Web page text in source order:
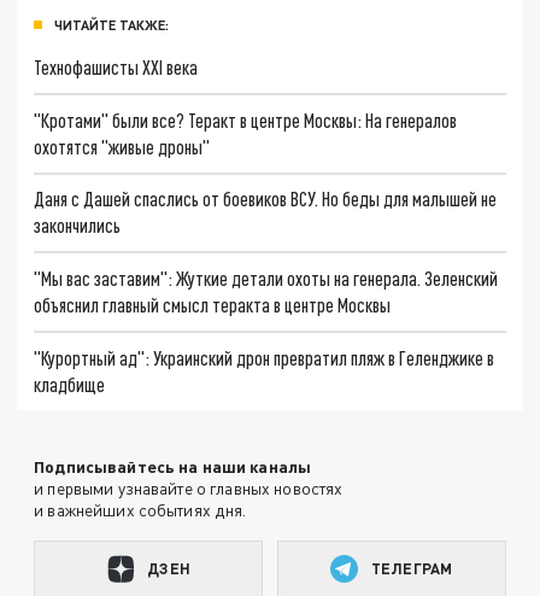
ЧИТАЙТЕ ТАКЖЕ:
Технофашисты XXI века
"Кротами" были все? Теракт в центре Москвы: На генералов
охотятся "живые дроны"
Даня с Дашей спаслись от боевиков ВСУ. Но беды для малышей не
закончились
"Мы вас заставим": Жуткие детали охоты на генерала. Зеленский
объяснил главный смысл теракта в центре Москвы
"Курортный ад": Украинский дрон превратил пляж в Геленджике в
кладбище
Подписывайтесь на наши каналы
и первыми узнавайте о главных новостях
и важнейших событиях дня.
ДЗЕН ТЕЛЕГРАМ